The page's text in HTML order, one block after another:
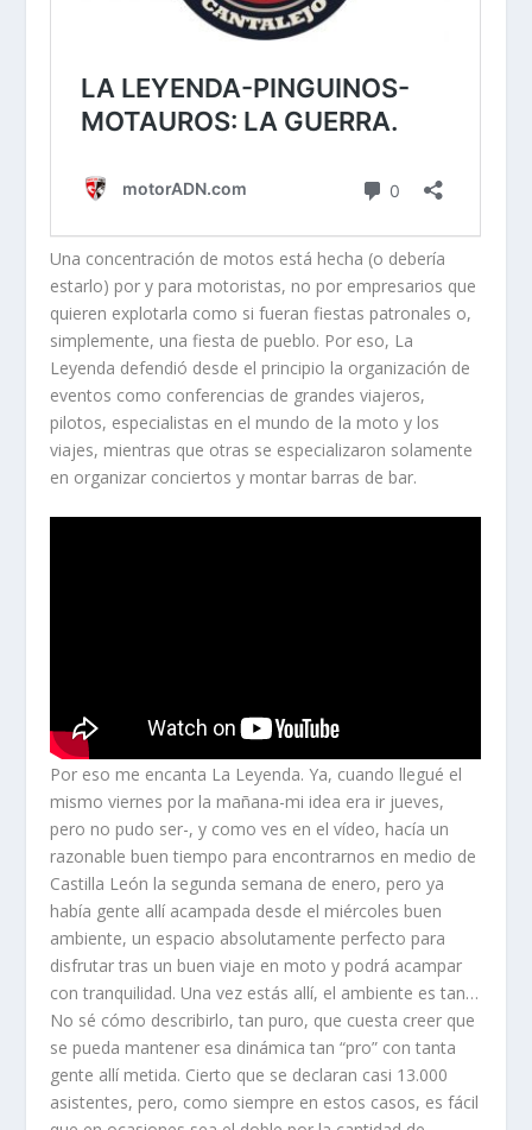
Una concentración de motos está hecha (o debería
estarlo) por y para motoristas, no por empresarios que
quieren explotarla como si fueran fiestas patronales o,
simplemente, una fiesta de pueblo. Por eso, La
Leyenda defendió desde el principio la organización de
eventos como conferencias de grandes viajeros,
pilotos, especialistas en el mundo de la moto y los
viajes, mientras que otras se especializaron solamente
en organizar conciertos y montar barras de bar.
Por eso me encanta La Leyenda. Ya, cuando llegué el
mismo viernes por la mañana-mi idea era ir jueves,
pero no pudo ser-, y como ves en el vídeo, hacía un
razonable buen tiempo para encontrarnos en medio de
Castilla León la segunda semana de enero, pero ya
había gente allí acampada desde el miércoles buen
ambiente, un espacio absolutamente perfecto para
disfrutar tras un buen viaje en moto y podrá acampar
con tranquilidad. Una vez estás allí, el ambiente es tan…
No sé cómo describirlo, tan puro, que cuesta creer que
se pueda mantener esa dinámica tan “pro” con tanta
gente allí metida. Cierto que se declaran casi 13.000
asistentes, pero, como siempre en estos casos, es fácil